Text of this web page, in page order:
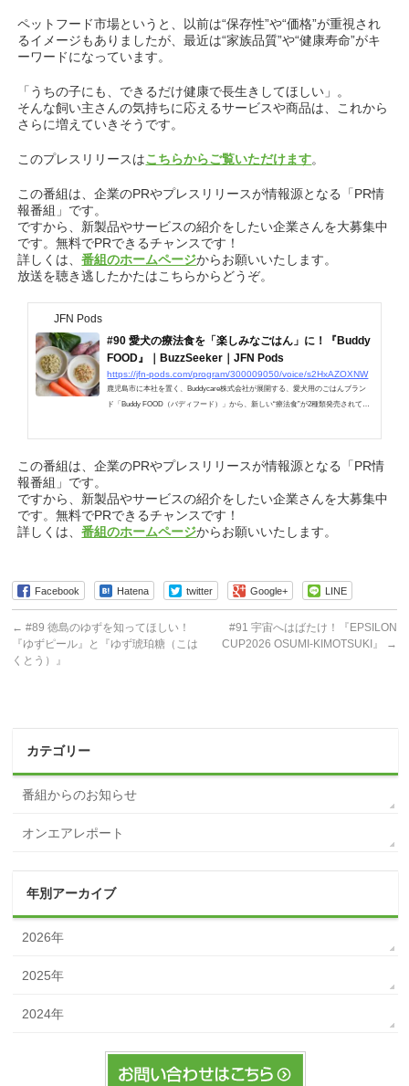
ペットフード市場というと、以前は“保存性”や“価格”が重視され
るイメージもありましたが、最近は“家族品質”や“健康寿命”がキ
ーワードになっています。
「うちの子にも、できるだけ健康で長生きしてほしい」。
そんな飼い主さんの気持ちに応えるサービスや商品は、これから
さらに増えていきそうです。
このプレスリリースはこちらからご覧いただけます。
この番組は、企業のPRやプレスリリースが情報源となる「PR情
報番組」です。
ですから、新製品やサービスの紹介をしたい企業さんを大募集中
です。無料でPRできるチャンスです！
詳しくは、番組のホームページからお願いいたします。
放送を聴き逃したかたはこちらからどうぞ。
JFN Pods
#90 愛犬の療法食を「楽しみなごはん」に！『Buddy
FOOD』｜BuzzSeeker｜JFN Pods
https://jfn-pods.com/program/300009050/voice/s2HxAZOXNW
鹿児島市に本社を置く、Buddycare株式会社が展開する、愛犬用のごはんブラン
ド「Buddy FOOD（バディフード）」から、新しい“療法食”が2種類発売されてい
この番組は、企業のPRやプレスリリースが情報源となる「PR情
報番組」です。
ですから、新製品やサービスの紹介をしたい企業さんを大募集中
です。無料でPRできるチャンスです！
詳しくは、番組のホームページからお願いいたします。
Facebook Hatena twitter Google+ LINE
← #89 徳島のゆずを知ってほしい！
『ゆずピール』と『ゆず琥珀糖（こは
くとう）』
#91 宇宙へはばたけ！『EPSILON
CUP2026 OSUMI-KIMOTSUKI』
→
カテゴリー
番組からのお知らせ
オンエアレポート
年別アーカイブ
2026年
2025年
2024年